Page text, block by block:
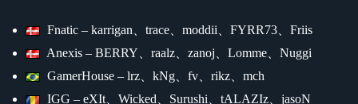
Fnatic – karrigan、trace、moddii、FYRR73、Friis
Anexis – BERRY、raalz、zanoj、Lomme、Nuggi
GamerHouse – lrz、kNg、fv、rikz、mch
IGG – eXIt、Wicked、Surushi、tALAZIz、jasoN